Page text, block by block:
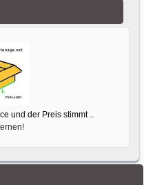
und der Preis stimmt ..